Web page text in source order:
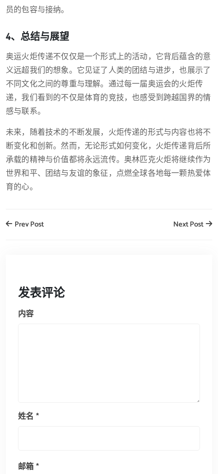
员的包容与接纳。
4、总结与展望
奥运火炬传递不仅仅是一个形式上的活动，它背后蕴含的意
义远超我们的想象。它见证了人类的团结与进步，也展示了
不同文化之间的尊重与理解。通过每一届奥运会的火炬传
递，我们看到的不仅是体育的竞技，也感受到跨越国界的情
感与联系。
未来，随着技术的不断发展，火炬传递的形式与内容也将不
断变化和创新。然而，无论形式如何变化，火炬传递背后所
承载的精神与价值都将永远流传。奥林匹克火炬将继续作为
世界和平、团结与友谊的象征，点燃全球各地每一颗热爱体
育的心。
Prev Post Next Post
发表评论
内容
姓名 *
邮箱*